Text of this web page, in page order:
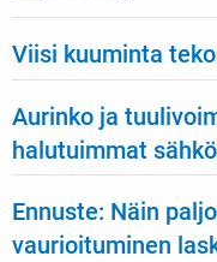
Viisi kuuminta
Aurinko ja
halutuimmat
Ennuste: Näin
vaurioituminen